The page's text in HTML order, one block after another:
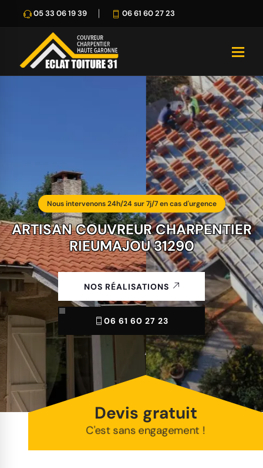
05 33 06 19 39 06 61 60 27 23
Nous intervenons 24h/24 sur 7j/7 en cas d'urgence
ARTISAN COUVREUR CHARPENTIER
RIEUMAJOU 31290
NOS RÉALISATIONS
06 61 60 27 23
Devis gratuit
C'est sans engagement !